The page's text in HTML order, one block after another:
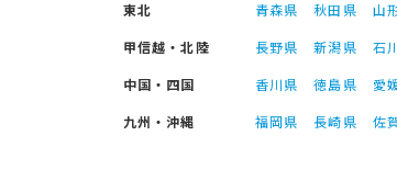
東北
青森県 秋田県 山
甲信越・北陸
長野県 新潟県 石
中国・四国
香川県 徳島県 愛
九州・沖縄
福岡県 長崎県 佐